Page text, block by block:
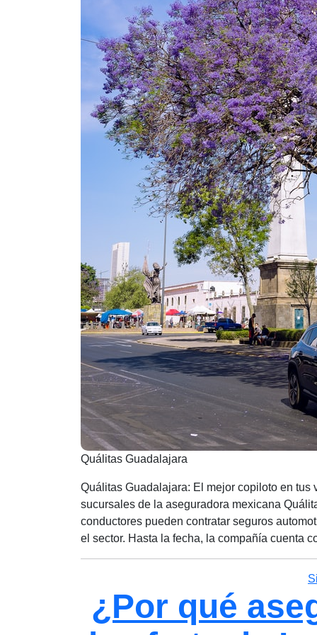
Quálitas Guadalajara
Quálitas Guadalajara: El mejor copiloto en
sucursales de la aseguradora mexicana
conductores pueden contratar seguros
el sector. Hasta la fecha, la compañía cuenta
¿Por qué